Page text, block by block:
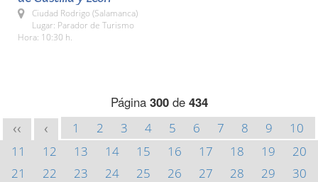
Ciudad Rodrigo (Salamanca)
Lugar: Parador de Turismo
Hora: 10:30 h.
Página 300de 434
<< < 1 2 3 4 5 6 7 8 9
10
11
12 13 14 15 16 17 18 19
20
21
22 23 24 25 26 27 28 29
30